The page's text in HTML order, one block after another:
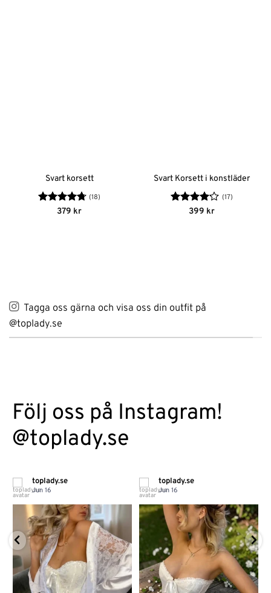
Svart korsett
Betygsatt
(18)
379 kr
Svart Korsett i konstläder
Betygsatt
(17)
399 kr
Tagga oss gärna och visa oss din outfit på
@toplady.se
Följ oss på Instagram!
@toplady.se
toplady.se
Jun 16
toplady.se
Jun 16